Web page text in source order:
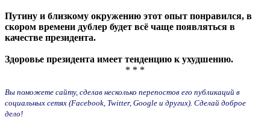
Путину и близкому окружению этот опыт понравился, в
скором времени дублер будет всё чаще появляться в
качестве президента.
Здоровье президента имеет тенденцию к ухудшению.
* * *
Вы поможете сайту, сделав несколько перепостов его публикаций в
социальных сетях (Facebook, Twitter, Google и других). Сделай доброе
дело!